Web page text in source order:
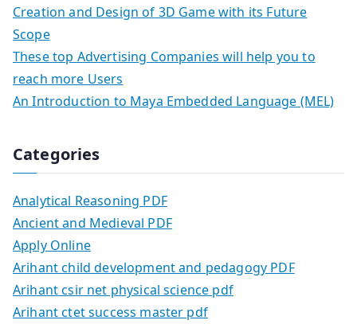
Creation and Design of 3D Game with its Future
Scope
These top Advertising Companies will help you to
reach more Users
An Introduction to Maya Embedded Language (MEL)
Categories
Analytical Reasoning PDF
Ancient and Medieval PDF
Apply Online
Arihant child development and pedagogy PDF
Arihant csir net physical science pdf
Arihant ctet success master pdf